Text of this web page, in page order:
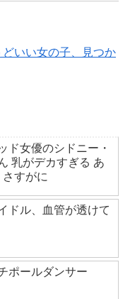
どいい女の子、見つか
ド女優のシドニー・
乳がデカすぎる あ
さすがに
ドル、血管が透けて
ポールダンサー